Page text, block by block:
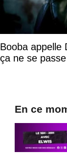
Booba appelle
ça ne se
En ce